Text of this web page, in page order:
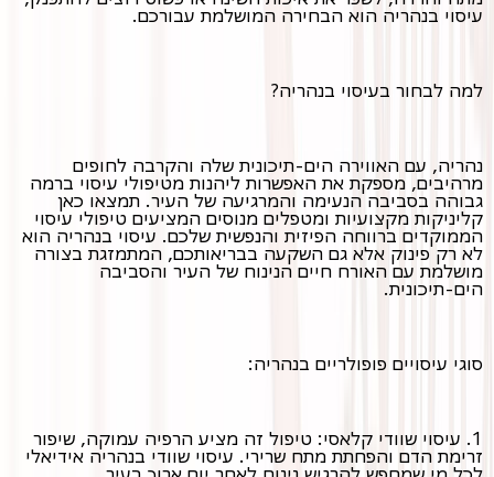
עיסוי בנהריה הוא הבחירה המושלמת עבורכם.
למה לבחור בעיסוי בנהריה?
נהריה, עם האווירה הים-תיכונית שלה והקרבה לחופים
מרהיבים, מספקת את האפשרות ליהנות מטיפולי עיסוי ברמה
גבוהה בסביבה הנעימה והמרגיעה של העיר. תמצאו כאן
קליניקות מקצועיות ומטפלים מנוסים המציעים טיפולי עיסוי
הממוקדים ברווחה הפיזית והנפשית שלכם. עיסוי בנהריה הוא
לא רק פינוק אלא גם השקעה בבריאותכם, המתמזגת בצורה
מושלמת עם האורח חיים הנינוח של העיר והסביבה
הים-תיכונית.
סוגי עיסויים פופולריים בנהריה:
1. עיסוי שוודי קלאסי: טיפול זה מציע הרפיה עמוקה, שיפור
זרימת הדם והפחתת מתח שרירי. עיסוי שוודי בנהריה אידיאלי